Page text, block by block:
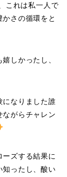
これは私一人で
さの循環をと
しかったし、
になりました誰
ながらチャレン
ズする結果に
知ったし、酸い